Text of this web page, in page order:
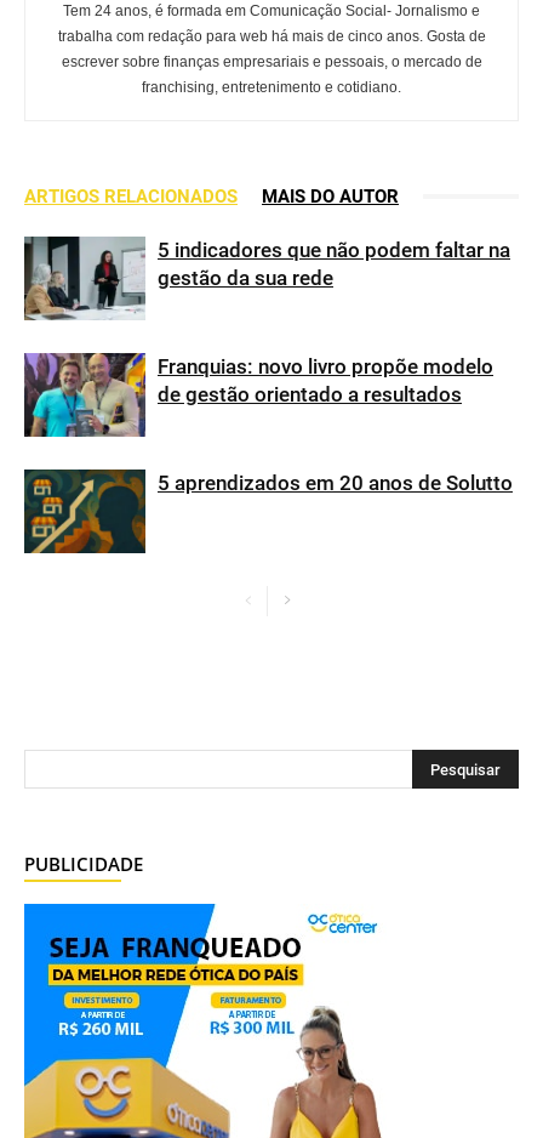
Tem 24 anos, é formada em Comunicação Social- Jornalismo e
trabalha com redação para web há mais de cinco anos. Gosta de
escrever sobre finanças empresariais e pessoais, o mercado de
franchising, entretenimento e cotidiano.
ARTIGOS RELACIONADOS MAIS DO AUTOR
5 indicadores que não podem faltar na
gestão da sua rede
Franquias: novo livro propõe modelo
de gestão orientado a resultados
5 aprendizados em 20 anos de Solutto
PUBLICIDADE